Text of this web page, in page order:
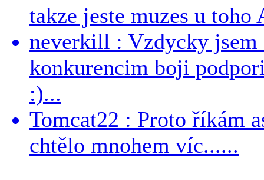
takze jeste muzes u
neverkill : Vzdycky
konkurencim boji
:)...
Tomcat22 : Proto říkám
chtělo mnohem víc......